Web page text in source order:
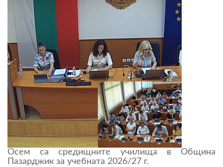
Осем са средищните училища в Община
Пазарджик за учебната 2026/27 г.